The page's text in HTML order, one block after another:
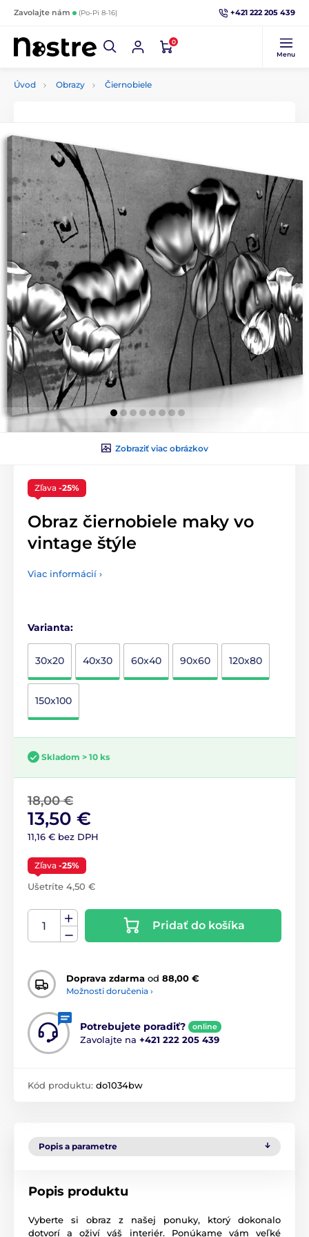
Zavolajte nám (Po-Pi 8-16) +421 222 205 439
0
Menu
Úvod Obrazy Čiernobiele
Zobraziť viac obrázkov
Zľava -25%
Obraz čiernobiele maky vo
vintage štýle
Viac informácií ›
Varianta:
30x20 40x30 60x40 90x60 120x80
150x100
Skladom > 10 ks
18,00 €
13,50 €
11,16 € bez DPH
Zľava -25%
Ušetríte 4,50 €
Pridať do košíka
Doprava zdarma od 88,00 €
Možnosti doručenia ›
Potrebujete poradiť? online
Zavolajte na +421 222 205 439
Kód produktu: do1034bw
Popis a parametre
Popis produktu
Vyberte si obraz z našej ponuky, ktorý dokonalo
dotvorí a oživí váš interiér. Ponúkame vám veľké